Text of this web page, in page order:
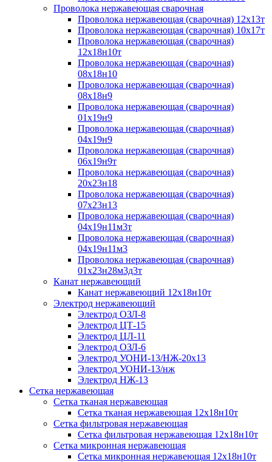
Проволока нержавеющая сварочная
Проволока нержавеющая (сварочная) 12х13т
Проволока нержавеющая (сварочная) 10х17т
Проволока нержавеющая (сварочная)
12х18н10т
Проволока нержавеющая (сварочная)
08х18н10
Проволока нержавеющая (сварочная)
08х18н9
Проволока нержавеющая (сварочная)
01х19н9
Проволока нержавеющая (сварочная)
04х19н9
Проволока нержавеющая (сварочная)
06х19н9т
Проволока нержавеющая (сварочная)
20х23н18
Проволока нержавеющая (сварочная)
07х23н13
Проволока нержавеющая (сварочная)
04х19н11м3т
Проволока нержавеющая (сварочная)
04х19н11м3
Проволока нержавеющая (сварочная)
01х23н28м3д3т
Канат нержавеющий
Канат нержавеющий 12х18н10т
Электрод нержавеющий
Электрод ОЗЛ-8
Электрод ЦТ-15
Электрод ЦЛ-11
Электрод ОЗЛ-6
Электрод УОНИ-13/НЖ-20х13
Электрод УОНИ-13/нж
Электрод НЖ-13
Сетка нержавеющая
Сетка тканая нержавеющая
Сетка тканая нержавеющая 12х18н10т
Сетка фильтровая нержавеющая
Сетка фильтровая нержавеющая 12х18н10т
Сетка микронная нержавеющая
Сетка микронная нержавеющая 12х18н10т